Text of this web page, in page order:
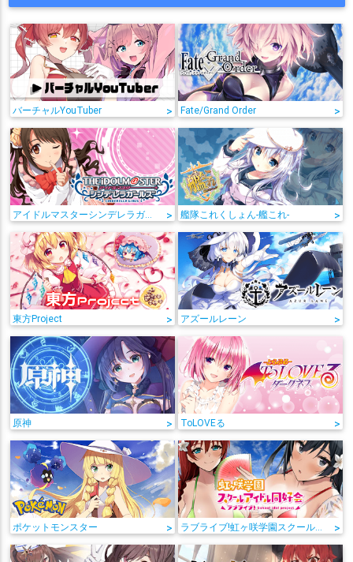
バーチャルYouTuber > Fate/Grand Order >
アイドルマスターシンデレラガールズ > 艦隊これくしょん-艦これ- >
東方Project > アズールレーン >
原神 > ToLOVEる >
ポケットモンスター > ラブライブ!虹ヶ咲学園スクールアイドル同好会 >